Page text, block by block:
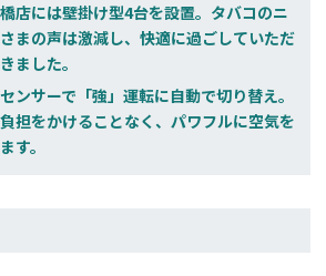
店には壁掛け型4台を設置。タバコのニ
まの声は激減し、快適に過ごしていただ
ました。
ンサーで「強」運転に自動で切り替え。
担をかけることなく、パワフルに空気を
す。